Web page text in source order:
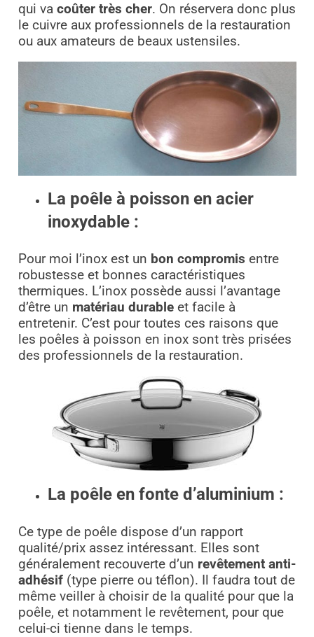
qui va coûter très cher. On réservera donc plus
le cuivre aux professionnels de la restauration
ou aux amateurs de beaux ustensiles.
La poêle à poisson en acier
inoxydable :
Pour moi l’inox est un bon compromis entre
robustesse et bonnes caractéristiques
thermiques. L’inox possède aussi l’avantage
d’être un matériau durableet facile à
entretenir. C’est pour toutes ces raisons que
les poêles à poisson en inox sont très prisées
des professionnels de la restauration.
La poêle en fonte d’aluminium :
Ce type de poêle dispose d’un rapport
qualité/prix assez intéressant. Elles sont
généralement recouverte d’un revêtement anti-
adhésif(type pierre ou téflon). Il faudra tout de
même veiller à choisir de la qualité pour que la
poêle, et notamment le revêtement, pour que
celui-ci tienne dans le temps.